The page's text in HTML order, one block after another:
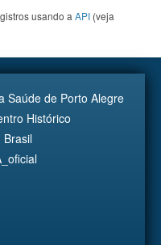
usando a API (veja
Saúde de Porto Alegre
Histórico
Brasil